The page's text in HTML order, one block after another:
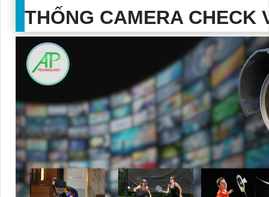
THỐNG CAMERA CHECK